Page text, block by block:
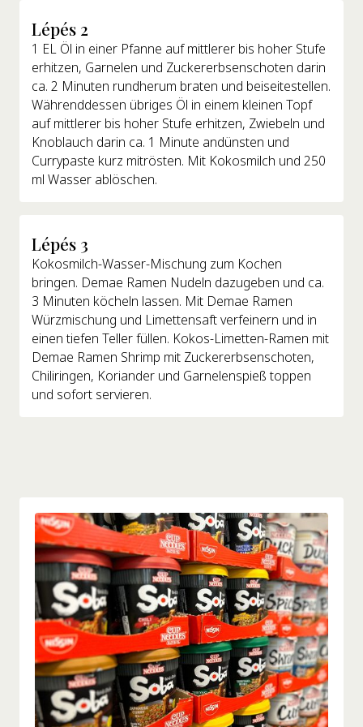
Lépés 2
1 EL Öl in einer Pfanne auf mittlerer bis hoher Stufe
erhitzen, Garnelen und Zuckererbsenschoten darin
ca. 2 Minuten rundherum braten und beiseitestellen.
Währenddessen übriges Öl in einem kleinen Topf
auf mittlerer bis hoher Stufe erhitzen, Zwiebeln und
Knoblauch darin ca. 1 Minute andünsten und
Currypaste kurz mitrösten. Mit Kokosmilch und 250
ml Wasser ablöschen.
Lépés 3
Kokosmilch-Wasser-Mischung zum Kochen
bringen. Demae Ramen Nudeln dazugeben und ca.
3 Minuten köcheln lassen. Mit Demae Ramen
Würzmischung und Limettensaft verfeinern und in
einen tiefen Teller füllen. Kokos-Limetten-Ramen mit
Demae Ramen Shrimp mit Zuckererbsenschoten,
Chiliringen, Koriander und Garnelenspieß toppen
und sofort servieren.